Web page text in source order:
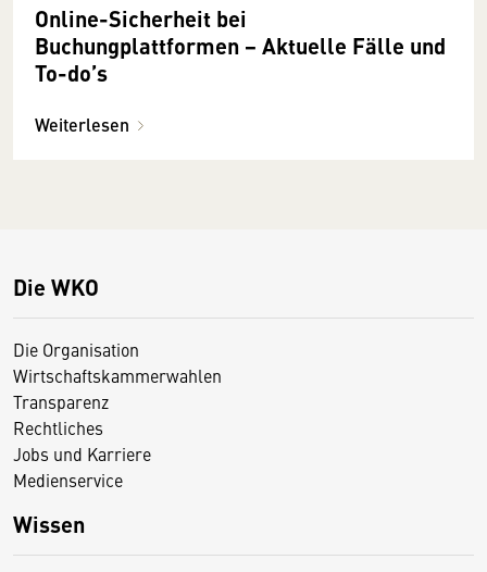
Online-Sicherheit bei
Buchungplattformen − Aktuelle Fälle und
To-do’s
Weiterlesen
Die WKO
Die Organisation
Wirtschaftskammerwahlen
Transparenz
Rechtliches
Jobs und Karriere
Medienservice
Wissen